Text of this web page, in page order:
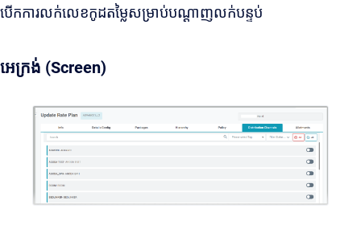
បើកការលក់លេខកូដតម្លៃសម្រាប់បណ្តាញលក់បន្ទប់
អេក្រង់ (Screen)